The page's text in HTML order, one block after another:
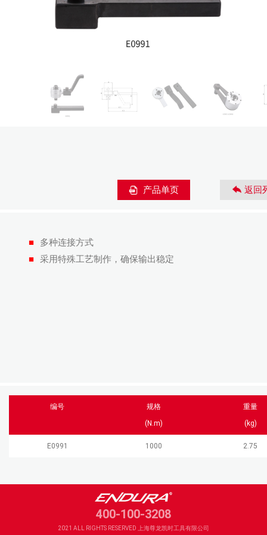
产品单页 返回
■
多种连接方式
■ 采用特殊工艺制作，确保输出稳定
编号
规格
(N.m)
重量
(kg)
E0991 1000 2.75
400-100-3208
2021 ALL RIGHTS RESERVED 上海尊龙凯时工具有限公司